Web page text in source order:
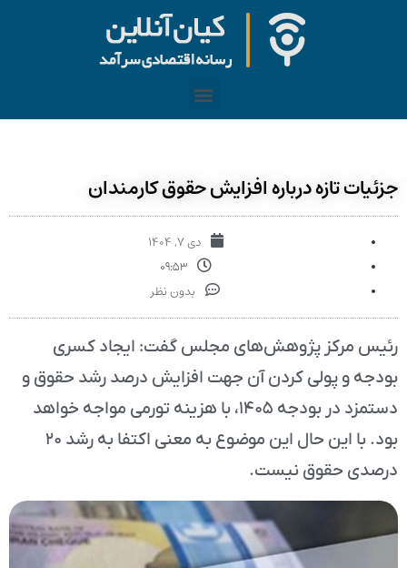
جزئیات تازه درباره افزایش حقوق کارمندان
دی ۷, ۱۴۰۴
۰۹:۵۳
بدون نظر
رئیس مرکز پژوهش‌های مجلس گفت: ایجاد کسری
بودجه و پولی کردن آن جهت افزایش درصد رشد حقوق و
دستمزد در بودجه ۱۴۰۵، با هزینه تورمی مواجه خواهد
بود. با این حال این موضوع به معنی اکتفا به رشد ۲۰
درصدی حقوق نیست.